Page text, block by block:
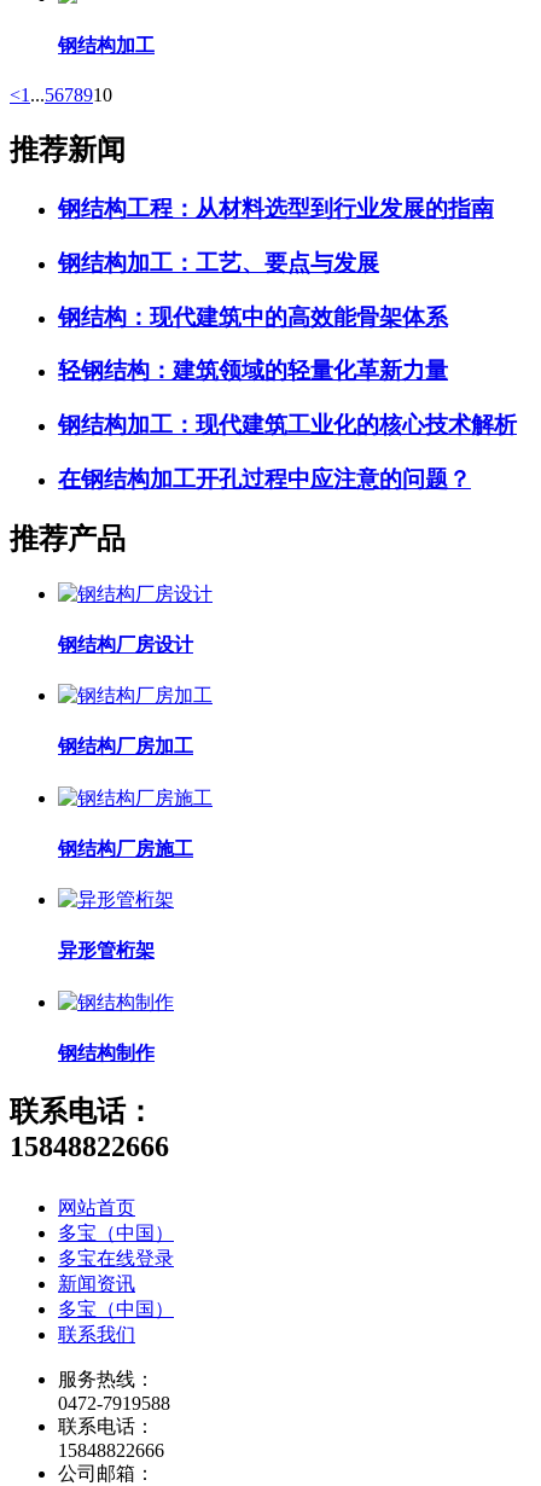
钢结构加工
<1...5678910
推荐新闻
钢结构工程：从材料选型到行业发展的指南
钢结构加工：工艺、要点与发展
钢结构：现代建筑中的高效能骨架体系
轻钢结构：建筑领域的轻量化革新力量
钢结构加工：现代建筑工业化的核心技术解析
在钢结构加工开孔过程中应注意的问题？
推荐产品
钢结构厂房设计
钢结构厂房加工
钢结构厂房施工
异形管桁架
钢结构制作
联系电话：
15848822666
网站首页
多宝（中国）
多宝在线登录
新闻资讯
多宝（中国）
联系我们
服务热线：
0472-7919588
联系电话：
15848822666
公司邮箱：